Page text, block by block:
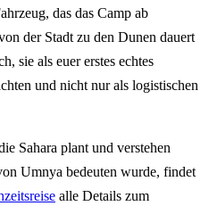
das das Camp ab
der Stadt zu den Dunen dauert
sie als euer erstes echtes
und nicht nur als logistischen
Sahara plant und verstehen
Umnya bedeuten wurde, findet
alle Details zum